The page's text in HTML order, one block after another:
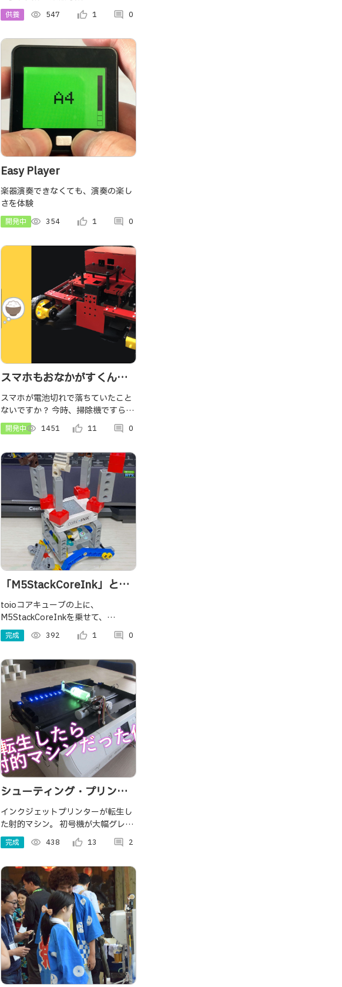
ム」のコラボです。 楽器等でいろい
ろかまって高評価 or ゴールでクリ
す。
供養 visibility 547 thumb_up_alt 1 comment 0
Easy Player
楽器演奏できなくても、演奏の楽し
さを体験
開発中 visibility 354 thumb_up_alt 1 comment 0
スマホもおなかがすくんだ
よ
スマホが電池切れで落ちていたこと
ないですか？ 今時、掃除機ですら自
分で給電しにいけるのに... というわ
けで、充電きれそうなスマホを運ん
ソンにて製作中です。
開発中visibility 1451 thumb_up_alt 11 comment 0
「M5StackCoreInk」と
「toioコアキューブ」と
「LEGO」でなにかした
VTuber
toioコアキューブの上に、
M5StackCoreInkを乗せて、
Bluetooth接続したうえで、なるべ
く不安定な状態でいろいろ動かして
御に注目です。
完成 visibility 392 thumb_up_alt 1 comment 0
シューティング・プリンタ
ー２
インクジェットプリンターが転生し
た射的マシン。 初号機が大幅グレー
ドアップして帰ってきました、あな
たのハートを打ち抜くために。
完成 visibility 438 thumb_up_alt 13 comment 2